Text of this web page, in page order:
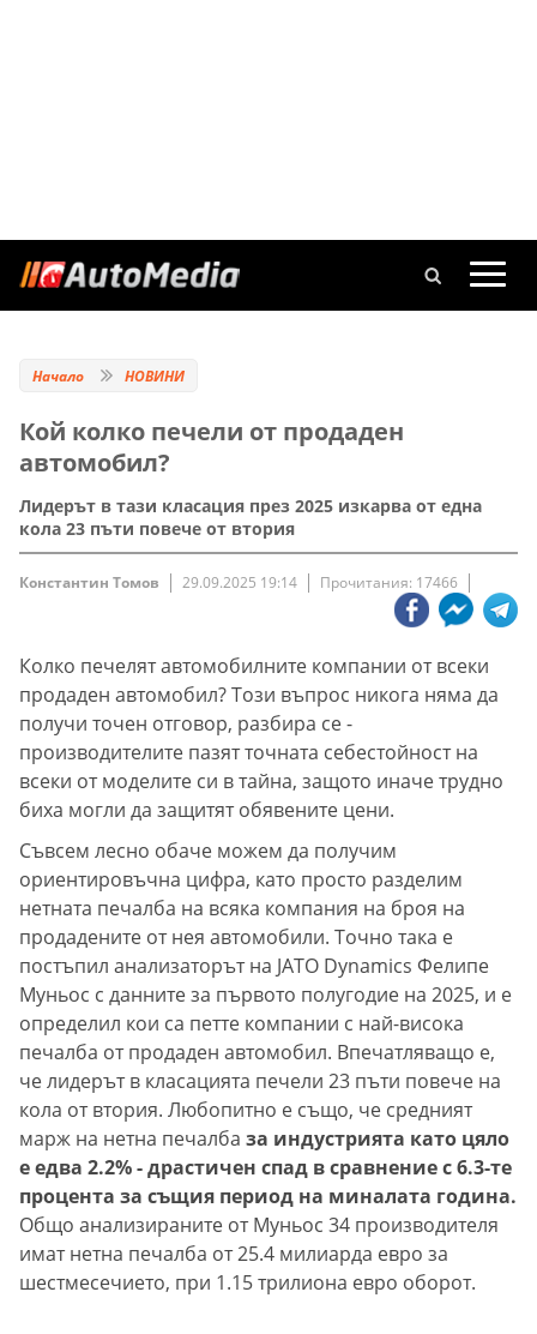
Начало НОВИНИ
Кой колко печели от продаден
автомобил?
Лидерът в тази класация през 2025 изкарва от една
кола 23 пъти повече от втория
Константин Томов 29.09.2025 19:14 Прочитания: 17466
Колко печелят автомобилните компании от всеки
продаден автомобил? Този въпрос никога няма да
получи точен отговор, разбира се -
производителите пазят точната себестойност на
всеки от моделите си в тайна, защото иначе трудно
биха могли да защитят обявените цени.
Съвсем лесно обаче можем да получим
ориентировъчна цифра, като просто разделим
нетната печалба на всяка компания на броя на
продадените от нея автомобили. Точно така е
постъпил анализаторът на JATO Dynamics Фелипе
Муньос с данните за първото полугодие на 2025, и е
определил кои са петте компании с най-висока
печалба от продаден автомобил. Впечатляващо е,
че лидерът в класацията печели 23 пъти повече на
кола от втория. Любопитно е също, че средният
марж на нетна печалба за индустрията като цяло
е едва 2.2% - драстичен спад в сравнение с 6.3-те
процента за същия период на миналата година.
Общо анализираните от Муньос 34 производителя
имат нетна печалба от 25.4 милиарда евро за
шестмесечието, при 1.15 трилиона евро оборот.